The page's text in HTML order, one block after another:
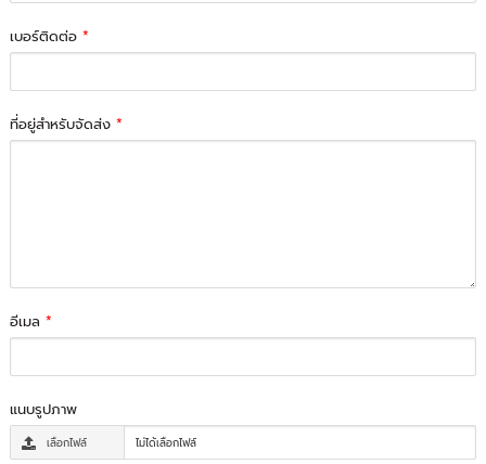
เบอร์ติดต่อ*
ที่อยู่สำหรับจัดส่ง*
อีเมล*
แนบรูปภาพ
เลือกไฟล์ ไม่ได้เลือกไฟล์